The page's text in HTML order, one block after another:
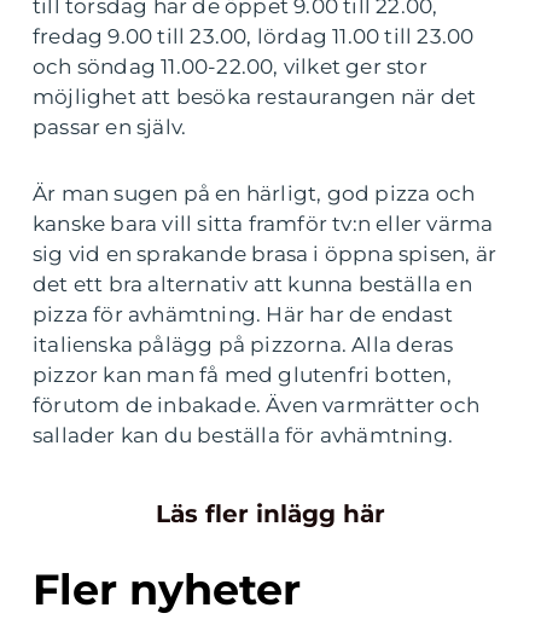
till torsdag har de öppet 9.00 till 22.00,
fredag 9.00 till 23.00, lördag 11.00 till 23.00
och söndag 11.00-22.00, vilket ger stor
möjlighet att besöka restaurangen när det
passar en själv.
Är man sugen på en härligt, god pizza och
kanske bara vill sitta framför tv:n eller värma
sig vid en sprakande brasa i öppna spisen, är
det ett bra alternativ att kunna beställa en
pizza för avhämtning. Här har de endast
italienska pålägg på pizzorna. Alla deras
pizzor kan man få med glutenfri botten,
förutom de inbakade. Även varmrätter och
sallader kan du beställa för avhämtning.
Läs fler inlägg här
Fler nyheter